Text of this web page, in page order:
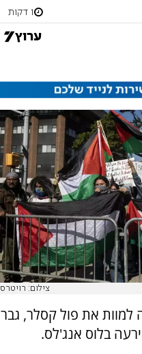
1 דקות
צילום: רויטרס
למוות את פול קסלר, גבר